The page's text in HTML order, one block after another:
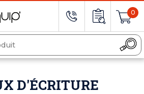
0
D'ÉCRITURE